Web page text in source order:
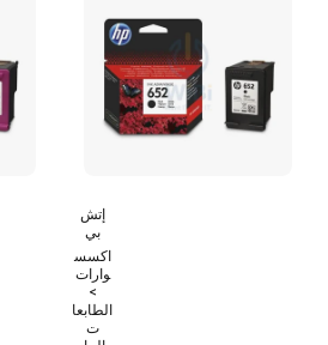
إتش
بي
اكسس
وارات
>
الطابعا
ت